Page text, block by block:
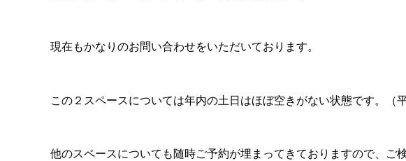
現在もかなりのお問い合わせをいただいております。
この２スペースについては年内の土日はほぼ空きがない状態です。（
他のスペースについても随時ご予約が埋まってきておりますので、ご